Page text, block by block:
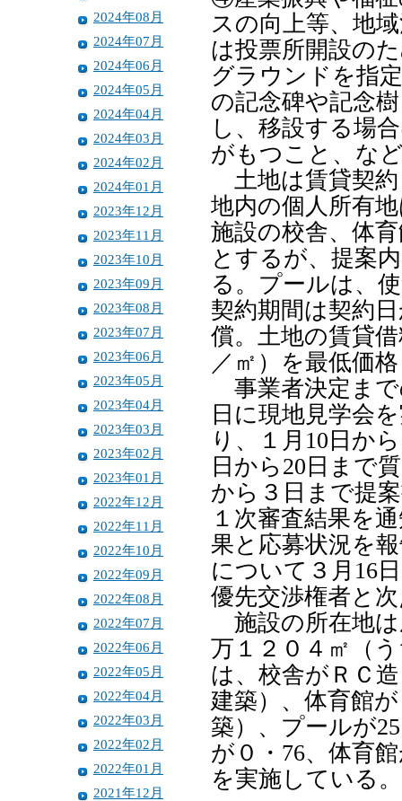
2024年08月
2024年07月
2024年06月
2024年05月
2024年04月
2024年03月
2024年02月
2024年01月
2023年12月
2023年11月
2023年10月
2023年09月
2023年08月
2023年07月
2023年06月
2023年05月
2023年04月
2023年03月
2023年02月
2023年01月
2022年12月
2022年11月
2022年10月
2022年09月
2022年08月
2022年07月
2022年06月
2022年05月
2022年04月
2022年03月
2022年02月
2022年01月
2021年12月
スの向上等、地
は投票所開設の
グラウンドを指
の記念碑や記念
し、移設する場
がもつこと、な
土地は賃貸契約
地内の個人所有
施設の校舎、体
とするが、提案
る。プールは、
契約期間は契約
償。土地の賃貸
／㎡）を最低価
事業者決定まで
日に現地見学会
り、１月10日か
日から20日まで
から３日まで提
１次審査結果を
果と応募状況を
について３月16
優先交渉権者と
施設の所在地は
万１２０４㎡（
は、校舎がＲＣ
建築）、体育館
築）、プールが
が０・76、体育
を実施している。